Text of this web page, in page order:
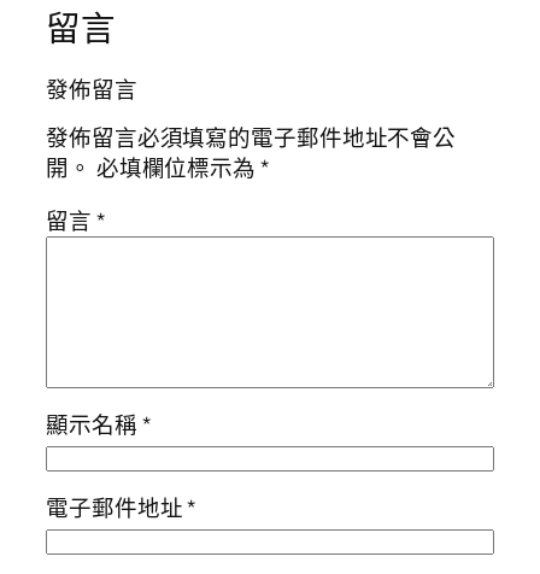
留言
發佈留言
發佈留言必須填寫的電子郵件地址不會公
開。 必填欄位標示為*
留言*
顯示名稱*
電子郵件地址*